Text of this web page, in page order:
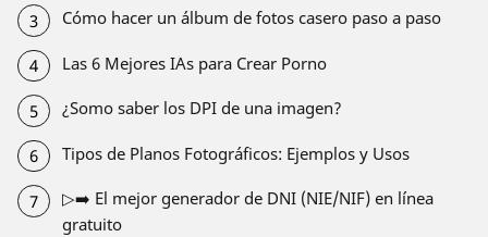
Cómo hacer un álbum de fotos casero paso a paso
Las 6 Mejores IAs para Crear Porno
¿Somo saber los DPI de una imagen?
Tipos de Planos Fotográficos: Ejemplos y Usos
▷➡️ El mejor generador de DNI (NIE/NIF) en línea
gratuito